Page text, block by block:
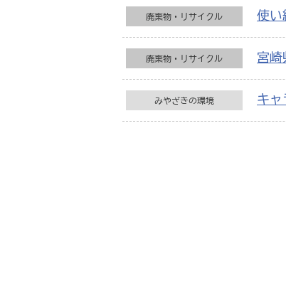
廃棄物・リサイクル 使い
廃棄物・リサイクル 宮崎
みやざきの環境 キャ